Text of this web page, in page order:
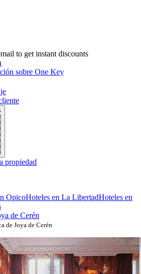
to get instant discounts
sobre One Key
propiedad
OpicoHoteles en La LibertadHoteles en
de Cerén
de Joya de Cerén